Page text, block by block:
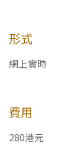
形式
網上實時
費用
280港元